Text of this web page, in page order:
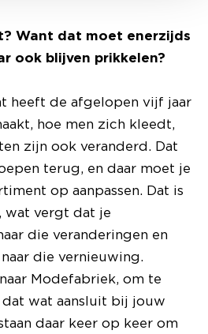
Want dat moet enerzijds
ook blijven prikkelen?
heeft de afgelopen vijf jaar
hoe men zich kleedt,
zijn ook veranderd. Dat
terug, en daar moet je
op aanpassen. Dat is
wat vergt dat je
die veranderingen en
die vernieuwing.
Modefabriek, om te
wat aansluit bij jouw
daar keer op keer om